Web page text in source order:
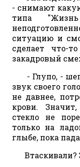
- снимают
типа
ситуацию и
сделает что-
закадровый
- Глупо, -
звук своего
не давнее,
крови.
стекло не
только на
глыбе, пока
Втаскивали?